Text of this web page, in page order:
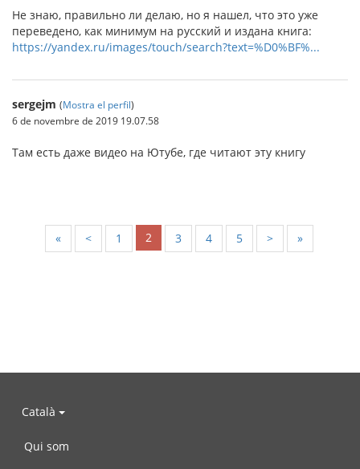
Не знаю, правильно ли делаю, но я нашел, что это уже
переведено, как минимум на русский и издана книга:
https://yandex.ru/images/touch/search?text=%D0%BF%...
sergejm (Mostra el perfil)
6 de novembre de 2019 19.07.58
Там есть даже видео на Ютубе, где читают эту книгу
« < 1 2 3 4 5 > »
Català
Qui som